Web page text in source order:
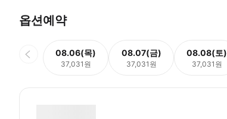
옵션예약
08.06(목)
37,031원
08.07(금)
37,031원
08.08(토)
37,031원